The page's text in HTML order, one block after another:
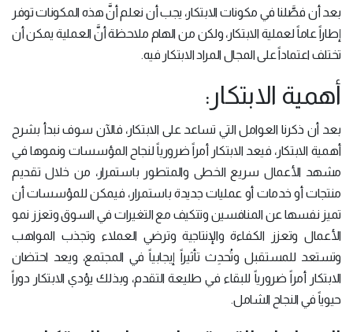
بعد أن فصَّلنا في مكونات الابتكار، يجب أن نعلم أنَّ هذه المكونات توفر
إطاراً عاماً لعملية الابتكار، ولكن من الهام ملاحظة أنَّ العملية يمكن أن
تختلف اعتماداً على المجال المراد الابتكار فيه.
أهمية الابتكار:
بعد أن ذكرنا العوامل التي تساعد على الابتكار، فالآن سوف نبدأ بشرح
أهمية الابتكار، فيعد الابتكار أمراً ضرورياً لنجاح المؤسسات ونموها في
مشهد الأعمال سريع الخطى والمتطور باستمرار، من خلال تقديم
منتجات أو خدمات أو عمليات جديدة باستمرار، فيمكن للمؤسسات أن
تميز نفسها عن المنافسين وتتكيف مع التغيرات في السوق وتعزز نمو
الأعمال وتعزز الكفاءة والإنتاجية وترضي العملاء وتجذب المواهب
وتستعد للمستقبل وتُحدِث تأثيراً إيجابياً في المجتمع، ويعد احتضان
الابتكار أمراً ضرورياً للبقاء في طليعة التقدم، وبذلك يؤدي الابتكار دوراً
حيوياً في النجاح الشامل.